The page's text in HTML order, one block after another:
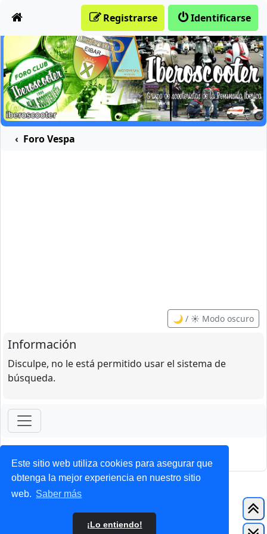
Este sitio web utiliza cookies para asegurar que
obtenga la mejor experiencia en nuestro sitio
web. Saber más
¡Lo entiendo!
Identificarse
Registrarse
Foro Vespa
🌙 / ☀️ Modo oscuro
Información
Disculpe, no le está permitido usar el sistema de
búsqueda.
ForoClub 2025
Privacidad| Condiciones